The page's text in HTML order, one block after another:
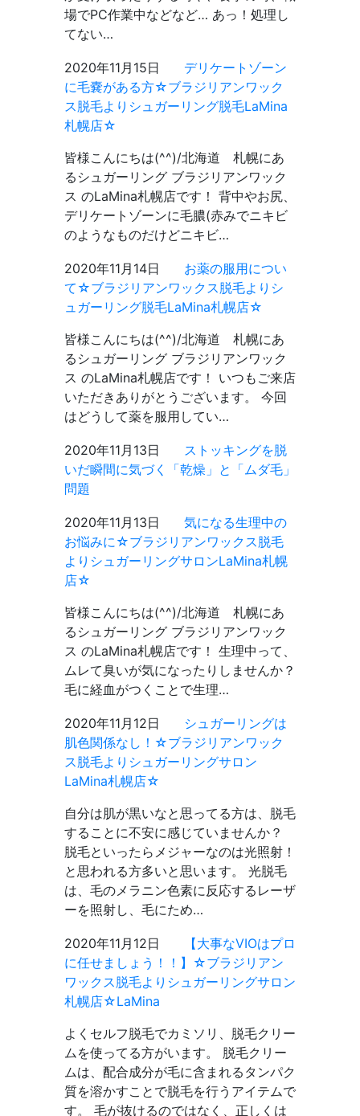
場でPC作業中などなど… あっ！処理し
てない…
2020年11月15日
デリケートゾーン
に毛嚢がある方☆ブラジリアンワック
ス脱毛よりシュガーリング脱毛LaMina
札幌店☆
皆様こんにちは(^^)/北海道 札幌にあ
るシュガーリング ブラジリアンワック
ス のLaMina札幌店です！ 背中やお尻、
デリケートゾーンに毛膿(赤みでニキビ
のようなものだけどニキビ…
2020年11月14日
お薬の服用につい
て☆ブラジリアンワックス脱毛よりシ
ュガーリング脱毛LaMina札幌店☆
皆様こんにちは(^^)/北海道 札幌にあ
るシュガーリング ブラジリアンワック
ス のLaMina札幌店です！ いつもご来店
いただきありがとうございます。 今回
はどうして薬を服用してい…
2020年11月13日
ストッキングを脱
いだ瞬間に気づく「乾燥」と「ムダ毛」
問題
2020年11月13日
気になる生理中の
お悩みに☆ブラジリアンワックス脱毛
よりシュガーリングサロンLaMina札幌
店☆
皆様こんにちは(^^)/北海道 札幌にあ
るシュガーリング ブラジリアンワック
ス のLaMina札幌店です！ 生理中って、
ムレて臭いが気になったりしませんか？
毛に経血がつくことで生理…
2020年11月12日
シュガーリングは
肌色関係なし！☆ブラジリアンワック
ス脱毛よりシュガーリングサロン
LaMina札幌店☆
自分は肌が黒いなと思ってる方は、脱毛
することに不安に感じていませんか？
脱毛といったらメジャーなのは光照射！
と思われる方多いと思います。 光脱毛
は、毛のメラニン色素に反応するレーザ
ーを照射し、毛にため…
2020年11月12日
【大事なVIOはプロ
に任せましょう！！】☆ブラジリアン
ワックス脱毛よりシュガーリングサロン
札幌店☆LaMina
よくセルフ脱毛でカミソリ、脱毛クリー
ムを使ってる方がいます。 脱毛クリー
ムは、配合成分が毛に含まれるタンパク
質を溶かすことで脱毛を行うアイテムで
す。 毛が抜けるのではなく、正しくは